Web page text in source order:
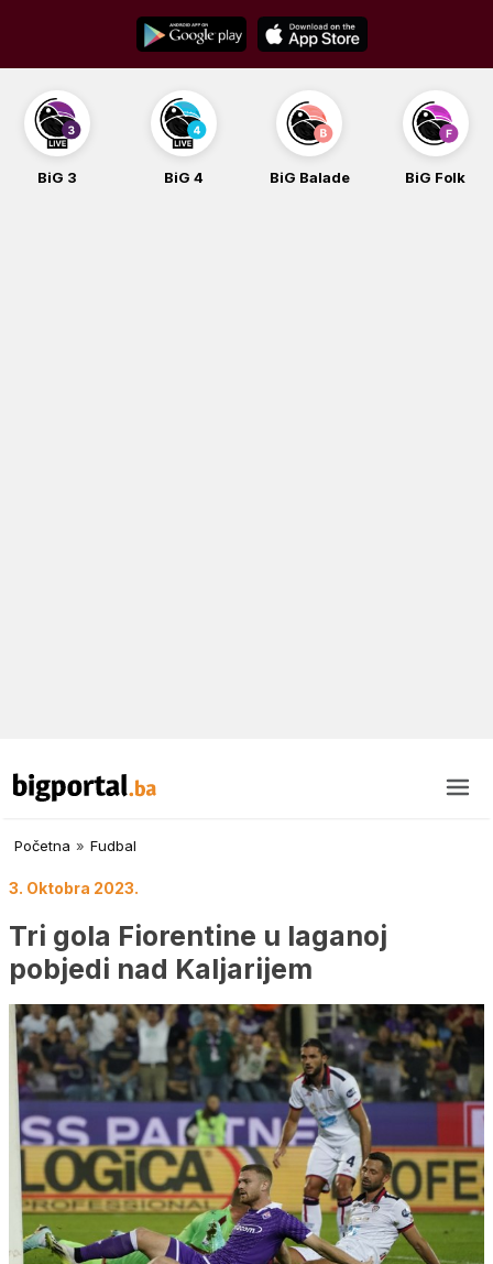
content
BiG 3 BiG 4 BiG Balade BiG Folk
Početna » Fudbal
3. Oktobra 2023.
Tri gola Fiorentine u laganoj
pobjedi nad Kaljarijem